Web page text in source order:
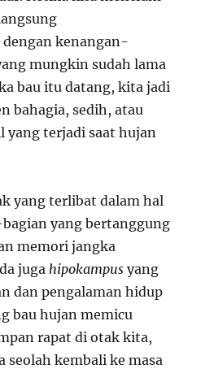
kenangan-
mungkin sudah lama
bau itu datang, kita jadi
bahagia, sedih, atau
yang terjadi saat hujan
yang terlibat dalam hal
yang bertanggung
memori jangka
juga hipokampus yang
dan pengalaman hidup
bau hujan memicu
rapat di otak kita,
seolah kembali ke masa